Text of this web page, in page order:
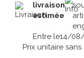
livraison
estimée
Entre le14/
Prix unitaire